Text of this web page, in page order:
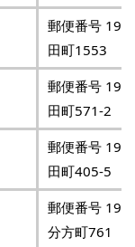
郵便番号
田町1553
郵便番号
田町571-2
郵便番号
田町405-5
郵便番号
分方町761